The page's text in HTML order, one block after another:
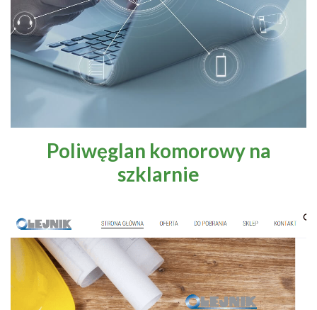
Poliwęglan komorowy na
szklarnie